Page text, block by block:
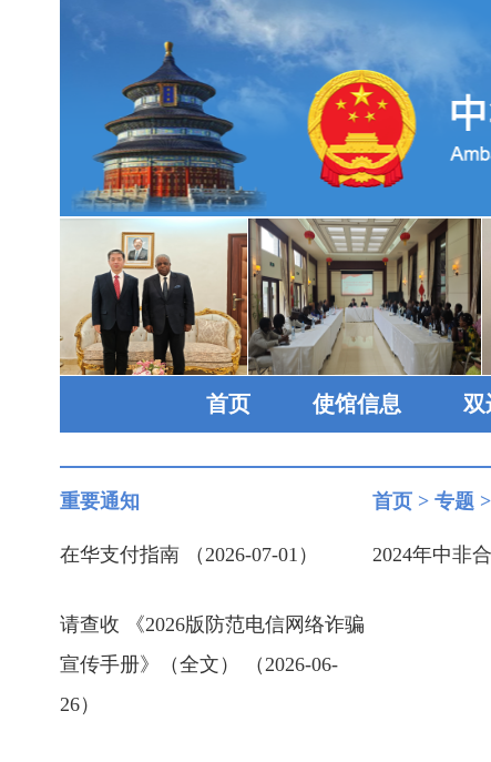
首页 使馆信息 双
重要通知
在华支付指南 （2026-07-01）
请查收 《2026版防范电信网络诈骗
宣传手册》（全文） （2026-06-
26）
首页> 专题>
2024年中非